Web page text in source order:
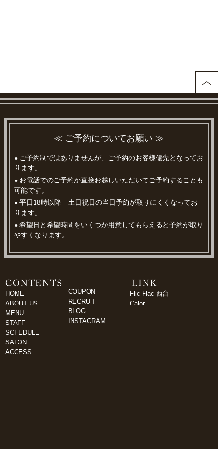
≪ ご予約についてお願い ≫
● ご予約制ではありませんが、ご予約のお客様優先となってお
ります。
● お電話でのご予約か直接お越しいただいてご予約することも
可能です。
● 平日18時以降 土日祝日の当日予約が取りにくくなってお
ります。
● 希望日と希望時間をいくつか用意してもらえると予約が取り
やすくなります。
HOME
ABOUT US
MENU
STAFF
SCHEDULE
SALON
ACCESS
COUPON
RECRUIT
BLOG
INSTAGRAM
Flic Flac 西台
Calor